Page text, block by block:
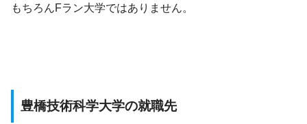
もちろんFラン大学ではありません。
豊橋技術科学大学の就職先